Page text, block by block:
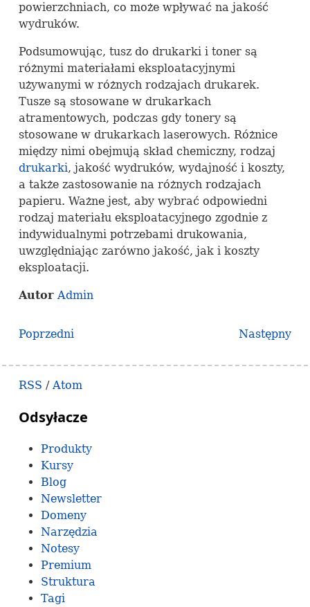
powierzchniach, co może wpływać na jakość
wydruków.
Podsumowując, tusz do drukarki i toner są
różnymi materiałami eksploatacyjnymi
używanymi w różnych rodzajach drukarek.
Tusze są stosowane w drukarkach
atramentowych, podczas gdy tonery są
stosowane w drukarkach laserowych. Różnice
między nimi obejmują skład chemiczny, rodzaj
drukarki, jakość wydruków, wydajność i koszty,
a także zastosowanie na różnych rodzajach
papieru. Ważne jest, aby wybrać odpowiedni
rodzaj materiału eksploatacyjnego zgodnie z
indywidualnymi potrzebami drukowania,
uwzględniając zarówno jakość, jak i koszty
eksploatacji.
AutorAdmin
Poprzedni Następny
RSS /Atom
Odsyłacze
Produkty
Kursy
Blog
Newsletter
Domeny
Narzędzia
Notesy
Premium
Struktura
Tagi